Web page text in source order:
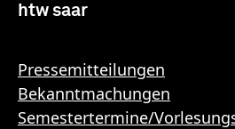
htw saar
Pressemitteilungen
Bekanntmachungen
Semestertermine/